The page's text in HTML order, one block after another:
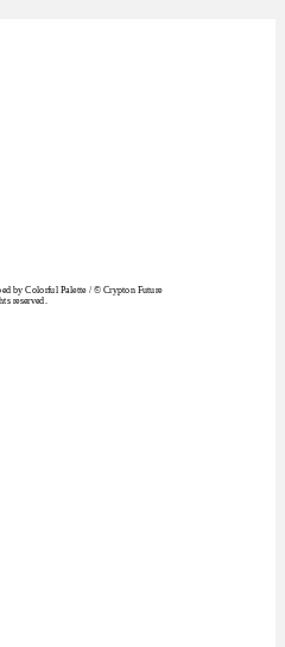
by Colorful Palette / © Crypton Future
reserved.